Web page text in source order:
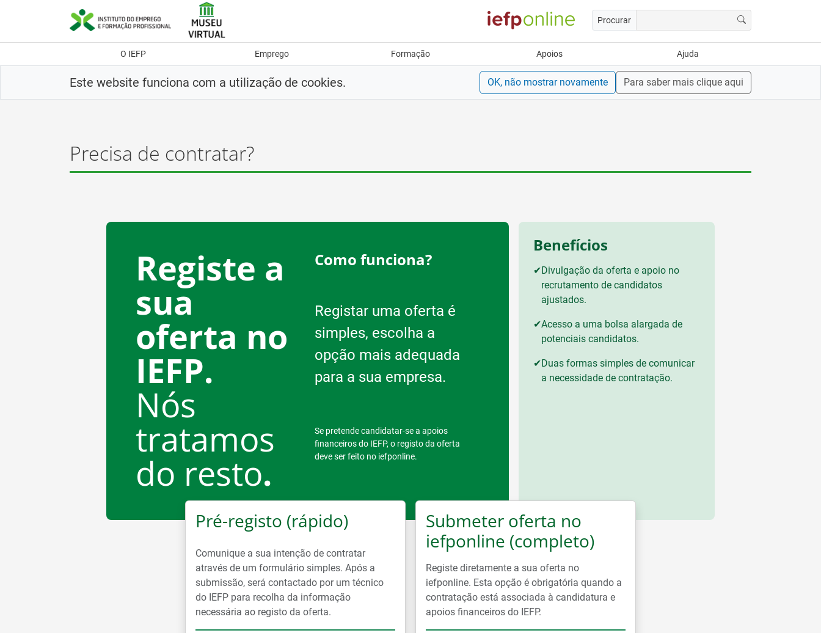
principal
Procurar
O IEFP Emprego Formação Apoios Ajuda
Este website funciona com a utilização de cookies. OK, não mostrar novamente Para saber mais clique aqui
Precisa de contratar?
Registe a
sua
oferta no
IEFP.
Nós
tratamos
do resto.
Como funciona?
Registar uma oferta é
simples, escolha a
opção mais adequada
para a sua empresa.
Se pretende candidatar-se a apoios
financeiros do IEFP, o registo da oferta
deve ser feito no iefponline.
Benefícios
✔Divulgação da oferta e apoio no
recrutamento de candidatos
ajustados.
✔Acesso a uma bolsa alargada de
potenciais candidatos.
✔Duas formas simples de comunicar
a necessidade de contratação.
Pré-registo (rápido)
Comunique a sua intenção de contratar
através de um formulário simples. Após a
submissão, será contactado por um técnico
do IEFP para recolha da informação
necessária ao registo da oferta.
Submeter oferta no
iefponline (completo)
Registe diretamente a sua oferta no
iefponline. Esta opção é obrigatória quando a
contratação está associada à candidatura e
apoios financeiros do IEFP.